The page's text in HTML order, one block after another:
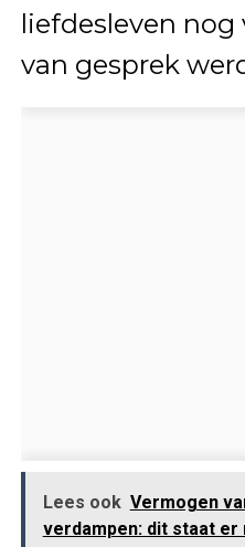
liefdesleven nog
van gesprek
Lees ook Vermogen
verdampen: dit staat er